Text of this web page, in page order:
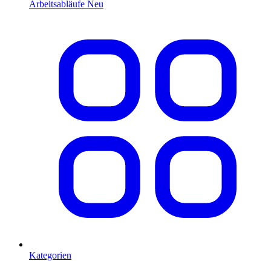
Arbeitsabläufe Neu
Kategorien